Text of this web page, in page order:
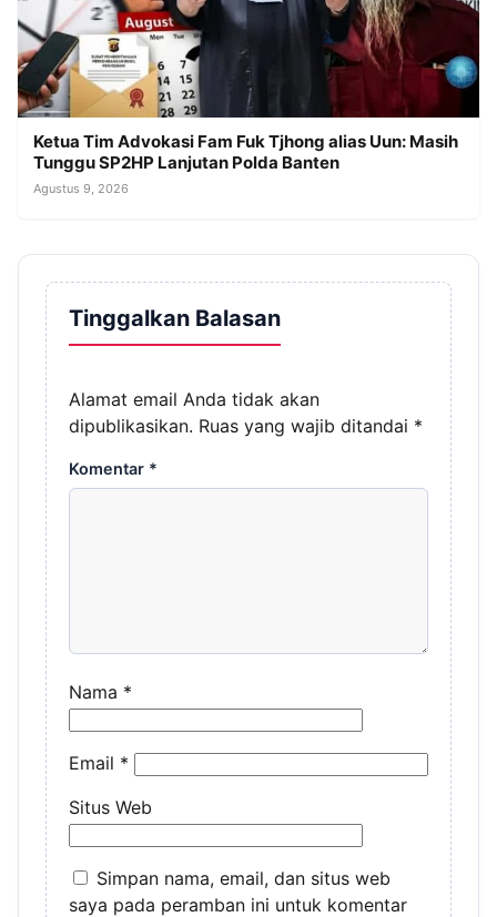
Ketua Tim Advokasi Fam Fuk Tjhong alias Uun: Masih
Tunggu SP2HP Lanjutan Polda Banten
Agustus 9, 2026
Tinggalkan Balasan
Alamat email Anda tidak akan
dipublikasikan. Ruas yang wajib ditandai *
Komentar *
Nama *
Email *
Situs Web
Simpan nama, email, dan situs web
saya pada peramban ini untuk komentar